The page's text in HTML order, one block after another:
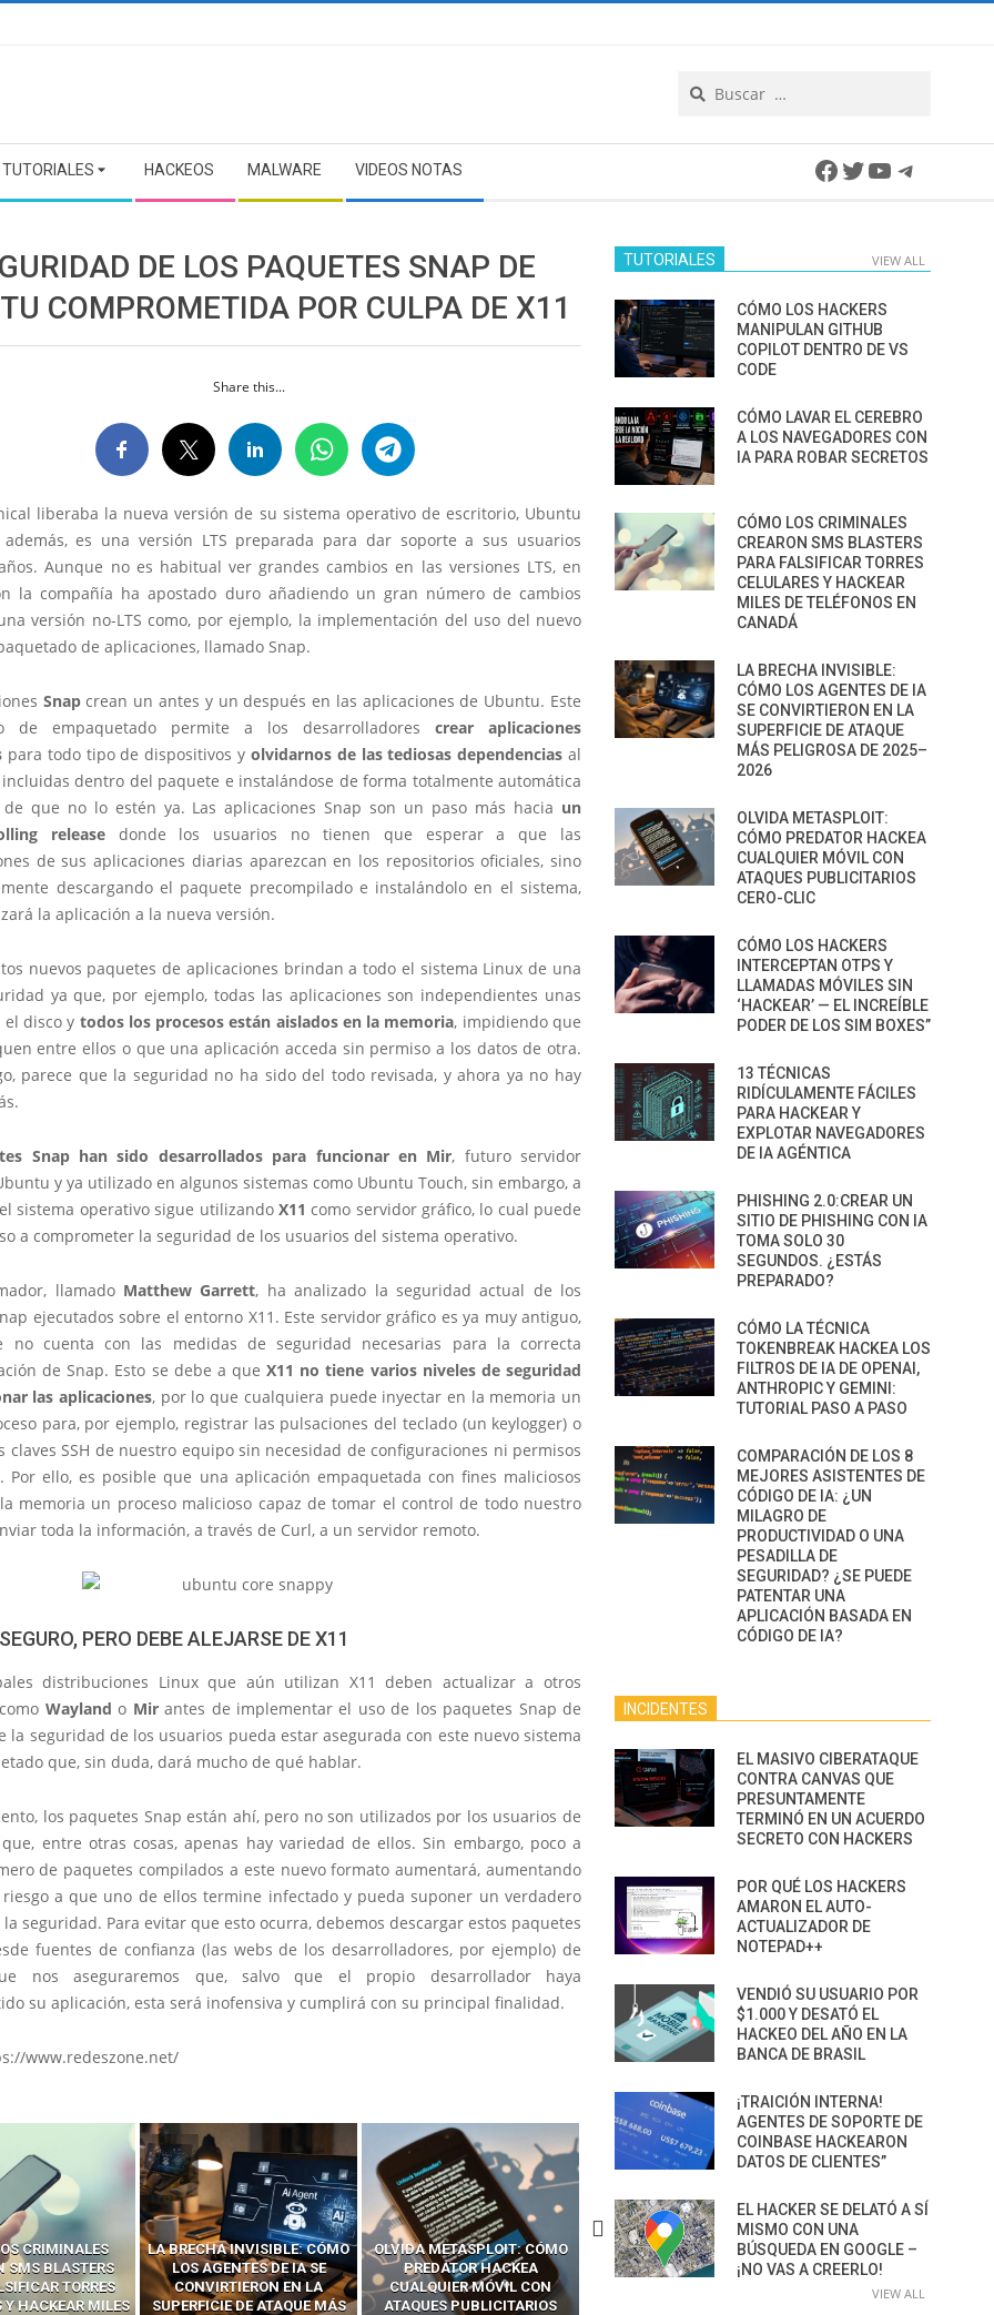
TUTORIALES HACKEOS MALWARE VIDEOS NOTAS Facebook
Twitter
YouTube
DE LOS PAQUETES SNAP DE
COMPROMETIDA POR CULPA DE X11
Share this...
liberaba la nueva versión de su sistema operativo de escritorio, Ubuntu
además, es una versión LTS preparada para dar soporte a sus usuarios
Aunque no es habitual ver grandes cambios en las versiones LTS, en
la compañía ha apostado duro añadiendo un gran número de cambios
versión no-LTS como, por ejemplo, la implementación del uso del nuevo
de aplicaciones, llamado Snap.
Snapcrean un antes y un después en las aplicaciones de Ubuntu. Este
de empaquetado permite a los desarrolladores crear aplicaciones
para todo tipo de dispositivos y olvidarnos de las tediosas dependencias al
dentro del paquete e instalándose de forma totalmente automática
que no lo estén ya. Las aplicaciones Snap son un paso más hacia un
releasedonde los usuarios no tienen que esperar a que las
de sus aplicaciones diarias aparezcan en los repositorios oficiales, sino
descargando el paquete precompilado e instalándolo en el sistema,
la aplicación a la nueva versión.
nuevos paquetes de aplicaciones brindan a todo el sistema Linux de una
ya que, por ejemplo, todas las aplicaciones son independientes unas
disco y todos los procesos están aislados en la memoria, impidiendo que
entre ellos o que una aplicación acceda sin permiso a los datos de otra.
parece que la seguridad no ha sido del todo revisada, y ahora ya no hay
Snap han sido desarrollados para funcionar en Mir, futuro servidor
y ya utilizado en algunos sistemas como Ubuntu Touch, sin embargo, a
sistema operativo sigue utilizandoX11 como servidor gráfico, lo cual puede
a comprometer la seguridad de los usuarios del sistema operativo.
llamado Matthew Garrett, ha analizado la seguridad actual de los
ejecutados sobre el entorno X11. Este servidor gráfico es ya muy antiguo,
no cuenta con las medidas de seguridad necesarias para la correcta
de Snap. Esto se debe a queX11 no tiene varios niveles de seguridad
las aplicaciones, por lo que cualquiera puede inyectar en la memoria un
para, por ejemplo, registrar las pulsaciones del teclado (un keylogger) o
claves SSH de nuestro equipo sin necesidad de configuraciones ni permisos
Por ello, es posible que una aplicación empaquetada con fines maliciosos
memoria un proceso malicioso capaz de tomar el control de todo nuestro
toda la información, a través de Curl, a un servidor remoto.
PERO DEBE ALEJARSE DE X11
distribuciones Linux que aún utilizan X11 deben actualizar a otros
Wayland o Mirantes de implementar el uso de los paquetes Snap de
la seguridad de los usuarios pueda estar asegurada con este nuevo sistema
que, sin duda, dará mucho de qué hablar.
los paquetes Snap están ahí, pero no son utilizados por los usuarios de
entre otras cosas, apenas hay variedad de ellos. Sin embargo, poco a
de paquetes compilados a este nuevo formato aumentará, aumentando
a que uno de ellos termine infectado y pueda suponer un verdadero
seguridad. Para evitar que esto ocurra, debemos descargar estos paquetes
fuentes de confianza (las webs de los desarrolladores, por ejemplo) de
nos aseguraremos que, salvo que el propio desarrollador haya
su aplicación, esta será inofensiva y cumplirá con su principal finalidad.
www.redeszone.net/
CRIMINALES
SMS BLASTERS
TORRES
Y HACKEAR MILES
LA BRECHA INVISIBLE: CÓMO
LOS AGENTES DE IA SE
CONVIRTIERON EN LA
SUPERFICIE DE ATAQUE MÁS
OLVIDA METASPLOIT: CÓMO
PREDATOR HACKEA
CUALQUIER MÓVIL CON
ATAQUES PUBLICITARIOS
CÓMO LOS HACKERS
INTERCEPTAN OTPS Y
13 TÉCNICAS
RIDÍCULAMENTE
PARA HACKEAR Y
TUTORIALES VIEW ALL
CÓMO LOS HACKERS
MANIPULAN GITHUB
COPILOT DENTRO DE VS
CODE
CÓMO LAVAR EL CEREBRO
A LOS NAVEGADORES CON
IA PARA ROBAR SECRETOS
CÓMO LOS CRIMINALES
CREARON SMS BLASTERS
PARA FALSIFICAR TORRES
CELULARES Y HACKEAR
MILES DE TELÉFONOS EN
CANADÁ
LA BRECHA INVISIBLE:
CÓMO LOS AGENTES DE IA
SE CONVIRTIERON EN LA
SUPERFICIE DE ATAQUE
MÁS PELIGROSA DE 2025–
2026
OLVIDA METASPLOIT:
CÓMO PREDATOR HACKEA
CUALQUIER MÓVIL CON
ATAQUES PUBLICITARIOS
CERO-CLIC
CÓMO LOS HACKERS
INTERCEPTAN OTPS Y
LLAMADAS MÓVILES SIN
‘HACKEAR’ — EL INCREÍBLE
PODER DE LOS SIM BOXES”
13 TÉCNICAS
RIDÍCULAMENTE FÁCILES
PARA HACKEAR Y
EXPLOTAR NAVEGADORES
DE IA AGÉNTICA
PHISHING 2.0:CREAR UN
SITIO DE PHISHING CON IA
TOMA SOLO 30
SEGUNDOS. ¿ESTÁS
PREPARADO?
CÓMO LA TÉCNICA
TOKENBREAK HACKEA LOS
FILTROS DE IA DE OPENAI,
ANTHROPIC Y GEMINI:
TUTORIAL PASO A PASO
COMPARACIÓN DE LOS 8
MEJORES ASISTENTES DE
CÓDIGO DE IA: ¿UN
MILAGRO DE
PRODUCTIVIDAD O UNA
PESADILLA DE
SEGURIDAD? ¿SE PUEDE
PATENTAR UNA
APLICACIÓN BASADA EN
CÓDIGO DE IA?
INCIDENTES
EL MASIVO CIBERATAQUE
CONTRA CANVAS QUE
PRESUNTAMENTE
TERMINÓ EN UN ACUERDO
SECRETO CON HACKERS
POR QUÉ LOS HACKERS
AMARON EL AUTO-
ACTUALIZADOR DE
NOTEPAD++
VENDIÓ SU USUARIO POR
$1.000 Y DESATÓ EL
HACKEO DEL AÑO EN LA
BANCA DE BRASIL
¡TRAICIÓN INTERNA!
AGENTES DE SOPORTE DE
COINBASE HACKEARON
DATOS DE CLIENTES”
EL HACKER SE DELATÓ A SÍ
MISMO CON UNA
BÚSQUEDA EN GOOGLE –
¡NO VAS A CREERLO!
VIEW ALL